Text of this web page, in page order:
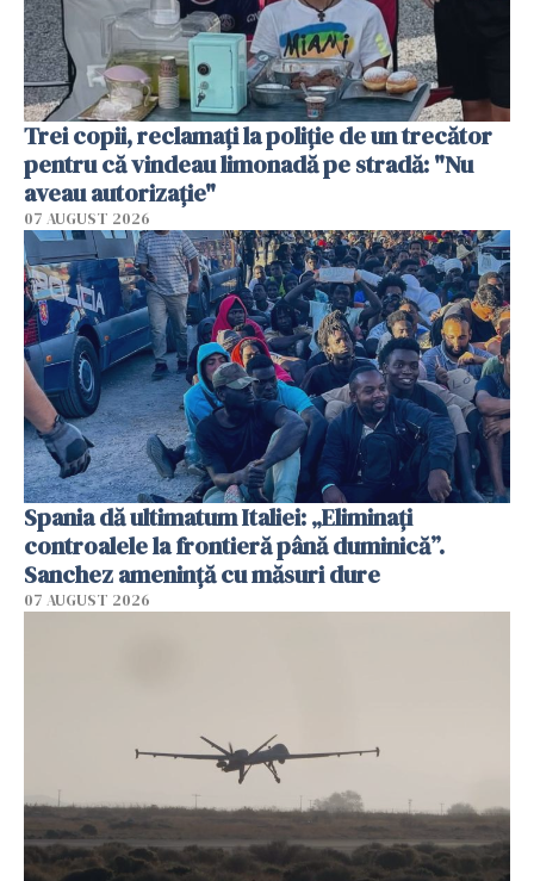
Trei copii, reclamați la poliție de un trecător
pentru că vindeau limonadă pe stradă: "Nu
aveau autorizație"
07 AUGUST 2026
Spania dă ultimatum Italiei: „Eliminați
controalele la frontieră până duminică”.
Sanchez amenință cu măsuri dure
07 AUGUST 2026